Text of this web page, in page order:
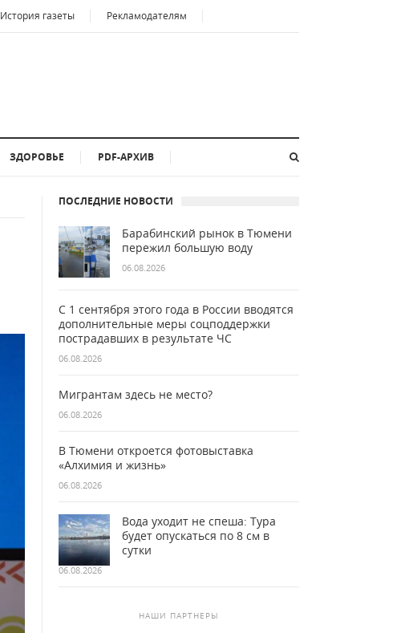
История газеты Рекламодателям
ЗДОРОВЬЕ PDF-АРХИВ
ПОСЛЕДНИЕ НОВОСТИ
Барабинский рынок в Тюмени
пережил большую воду
06.08.2026
С 1 сентября этого года в России вводятся
дополнительные меры соцподдержки
пострадавших в результате ЧС
06.08.2026
Мигрантам здесь не место?
06.08.2026
В Тюмени откроется фотовыставка
«Алхимия и жизнь»
06.08.2026
Вода уходит не спеша: Тура
будет опускаться по 8 см в
сутки
06.08.2026
НАШИ ПАРТНЕРЫ